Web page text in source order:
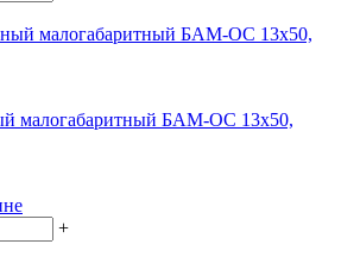
малогабаритный БАМ-ОС 13x50,
+